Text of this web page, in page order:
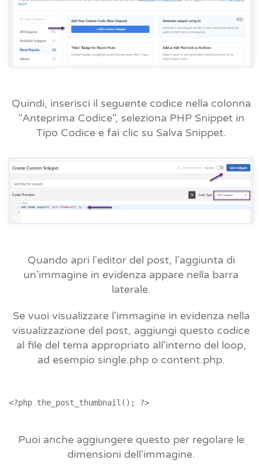
Quindi, inserisci il seguente codice nella colonna
"Anteprima Codice", seleziona PHP Snippet in
Tipo Codice e fai clic su Salva Snippet.
Quando apri l'editor del post, l'aggiunta di
un'immagine in evidenza appare nella barra
laterale.
Se vuoi visualizzare l'immagine in evidenza nella
visualizzazione del post, aggiungi questo codice
al file del tema appropriato all'interno del loop,
ad esempio single.php o content.php.
Puoi anche aggiungere questo per regolare le
dimensioni dell'immagine.